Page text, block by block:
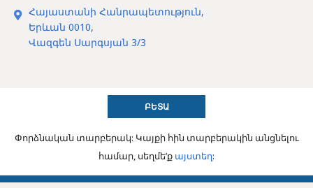
Հայաստանի Հանրապետություն,
Երևան 0010,
Վազգեն Սարգսյան 3/3
ԲԵՏԱ
Փորձնական տարբերակ: Կայքի հին տարբերակին անցնելու
համար, սեղմե’ք այստեղ: